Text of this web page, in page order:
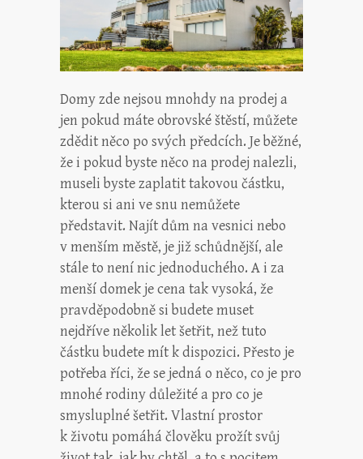
Domy zde nejsou mnohdy na prodej a
jen pokud máte obrovské štěstí, můžete
zdědit něco po svých předcích. Je běžné,
že i pokud byste něco na prodej nalezli,
museli byste zaplatit takovou částku,
kterou si ani ve snu nemůžete
představit. Najít dům na vesnici nebo
v menším městě, je již schůdnější, ale
stále to není nic jednoduchého. A i za
menší domek je cena tak vysoká, že
pravděpodobně si budete muset
nejdříve několik let šetřit, než tuto
částku budete mít k dispozici. Přesto je
potřeba říci, že se jedná o něco, co je pro
mnohé rodiny důležité a pro co je
smysluplné šetřit. Vlastní prostor
k životu pomáhá člověku prožít svůj